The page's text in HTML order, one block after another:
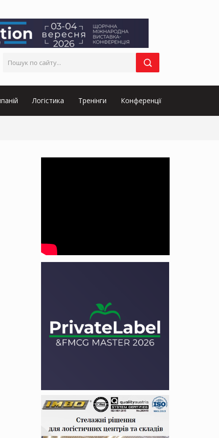
Логістика Тренінги Конференції